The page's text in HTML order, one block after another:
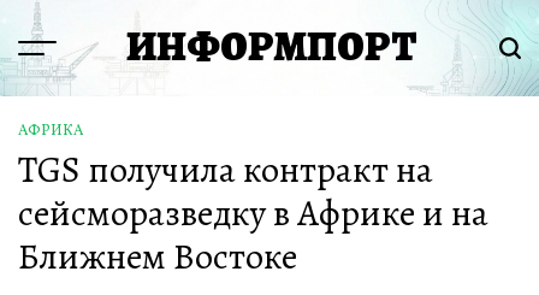
Перейти
содержимому
Menu ИНФОРМПОРТ
ОПУБЛИКОВАНО
В
АФРИКА
TGS получила контракт на
сейсморазведку в Африке и на
Ближнем Востоке